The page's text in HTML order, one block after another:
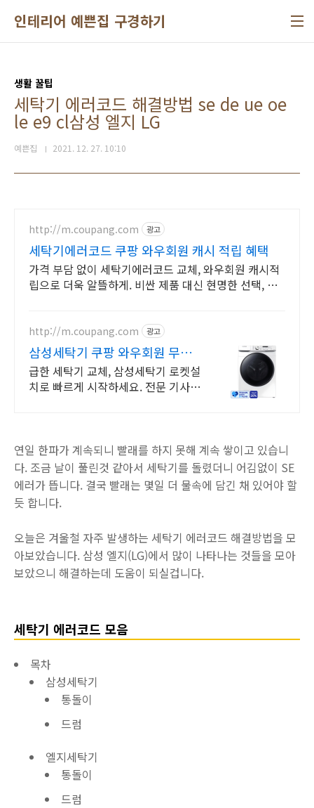
인테리어 예쁜집 구경하기
생활 꿀팁
세탁기 에러코드 해결방법 se de ue oe
le e9 cl삼성 엘지 LG
예쁜집 2021. 12. 27. 10:10
http://m.coupang.com 광고
세탁기에러코드 쿠팡 와우회원 캐시 적립 혜택
가격 부담 없이 세탁기에러코드 교체, 와우회원 캐시적
립으로 더욱 알뜰하게. 비싼 제품 대신 현명한 선택, 쿠
http://m.coupang.com 광고
삼성세탁기 쿠팡 와우회원 무료
방문설치
급한 세탁기 교체, 삼성세탁기 로켓설
치로 빠르게 시작하세요. 전문 기사님
연일 한파가 계속되니 빨래를 하지 못해 계속 쌓이고 있습니
다. 조금 날이 풀린것 같아서 세탁기를 돌렸더니 어김없이 SE
에러가 뜹니다. 결국 빨래는 몇일 더 물속에 담긴 채 있어야 할
듯 합니다.
오늘은 겨울철 자주 발생하는 세탁기 에러코드 해결방법을 모
아보았습니다. 삼성 엘지(LG)에서 많이 나타나는 것들을 모아
보았으니 해결하는데 도움이 되실겁니다.
세탁기 에러코드 모음
목차
삼성세탁기
통돌이
드럼
엘지세탁기
통돌이
드럼